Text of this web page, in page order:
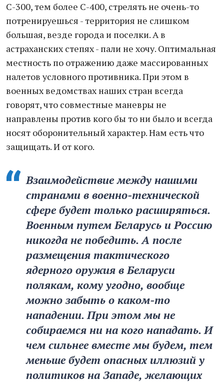
С-300, тем более С-400, стрелять не очень-то
потренируешься - территория не слишком
большая, везде города и поселки. А в
астраханских степях - пали не хочу. Оптимальная
местность по отражению даже массированных
налетов условного противника. При этом в
военных ведомствах наших стран всегда
говорят, что совместные маневры не
направлены против кого бы то ни было и всегда
носят оборонительный характер. Нам есть что
защищать. И от кого.
Взаимодействие между нашими
странами в военно-технической
сфере будет только расширяться.
Военным путем Беларусь и Россию
никогда не победить. А после
размещения тактического
ядерного оружия в Беларуси
полякам, кому угодно, вообще
можно забыть о каком-то
нападении. При этом мы не
собираемся ни на кого нападать. И
чем сильнее вместе мы будем, тем
меньше будет опасных иллюзий у
политиков на Западе, желающих